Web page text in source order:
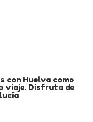
con Huelva como
viaje. Disfruta de